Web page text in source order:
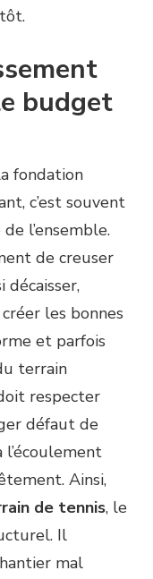
budget
fondation
c’est souvent
l’ensemble.
de creuser
décaisser,
les bonnes
et parfois
terrain
respecter
défaut de
Ainsi,
de tennis, le
Il
mal